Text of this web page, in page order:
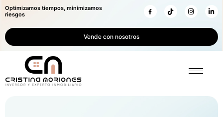
Optimizamos tiempos, minimizamos
riesgos
Vende con nosotros